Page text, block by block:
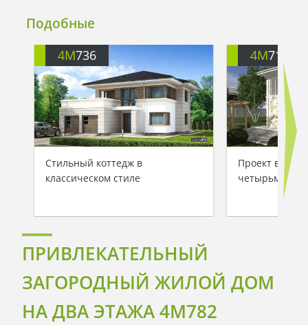
Подобные
4M736
Стильный коттедж в
классическом стиле
4M713
Проект
четырьмя
ПРИВЛЕКАТЕЛЬНЫЙ
ЗАГОРОДНЫЙ ЖИЛОЙ ДОМ
НА ДВА ЭТАЖА 4M782